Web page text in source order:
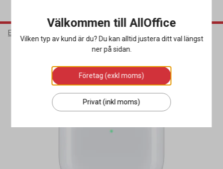
Elektronik
Välkommen till AllOffice
Vilken typ av kund är du? Du kan alltid justera ditt val längst
ner på sidan.
Företag (exkl moms)
Privat (inkl moms)